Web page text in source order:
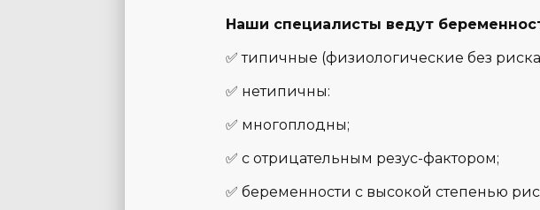
Наши специалисты ведут
✅ типичные (физиологические без
✅ нетипичны:
✅ многоплодны;
✅ с отрицательным резус-фактором;
✅ беременности с высокой степенью